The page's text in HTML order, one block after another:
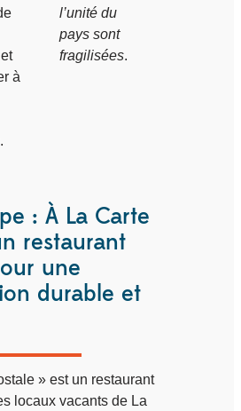
à
l’unité du
pays sont
fragilisées.
: À La Carte
restaurant
une
durable et
» est un restaurant
locaux vacants de La